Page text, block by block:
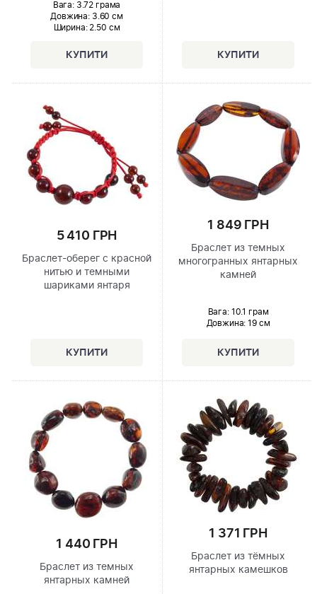
Вага: 3.72 грама
Довжина: 3.60 см
Ширина: 2.50 см
5 410 ГРН
Браслет-оберег с красной
нитью и темными
шариками янтаря
1 849 ГРН
Браслет из темных
многогранных янтарных
камней
Вага: 10.1 грам
Довжина: 19 см
1 440 ГРН
Браслет из темных
янтарных камней
1 371 ГРН
Браслет из тёмных
янтарных камешков